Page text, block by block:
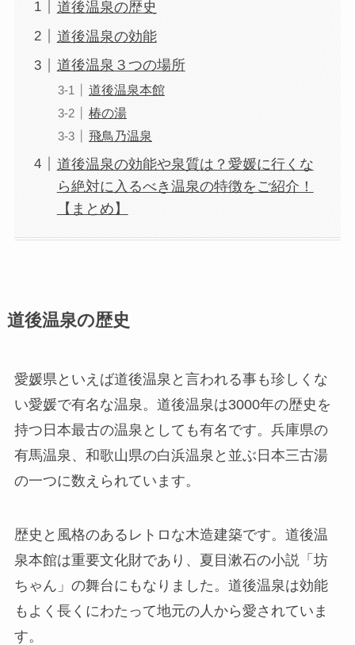
道後温泉の歴史
道後温泉の効能
道後温泉３つの場所
道後温泉本館
椿の湯
飛鳥乃温泉
道後温泉の効能や泉質は？愛媛に行くな
ら絶対に入るべき温泉の特徴をご紹介！
【まとめ】
道後温泉の歴史
愛媛県といえば道後温泉と言われる事も珍しくな
い愛媛で有名な温泉。道後温泉は3000年の歴史を
持つ日本最古の温泉としても有名です。兵庫県の
有馬温泉、和歌山県の白浜温泉と並ぶ日本三古湯
の一つに数えられています。
歴史と風格のあるレトロな木造建築です。道後温
泉本館は重要文化財であり、夏目漱石の小説「坊
ちゃん」の舞台にもなりました。道後温泉は効能
もよく長くにわたって地元の人から愛されていま
す。